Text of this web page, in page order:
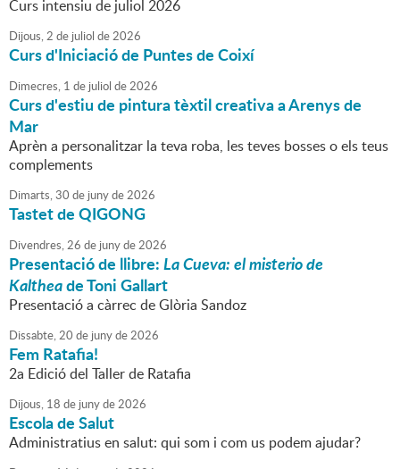
Curs intensiu de juliol 2026
Dijous,2 de juliol de2026
Curs d'Iniciació de Puntes de Coixí
Dimecres, 1 de juliol de2026
Curs d'estiu de pintura tèxtil creativa a Arenys de
Mar
Aprèn a personalitzar la teva roba, les teves bosses o els teus
complements
Dimarts,30 de junyde2026
Tastet de QIGONG
Divendres,26 de junyde2026
Presentació de llibre:La Cueva: el misterio de
Kaltheade Toni Gallart
Presentació a càrrec de Glòria Sandoz
Dissabte,20 de junyde2026
Fem Ratafia!
2a Edició del Taller de Ratafia
Dijous, 18 de junyde2026
Escola de Salut
Administratius en salut: qui som i com us podem ajudar?